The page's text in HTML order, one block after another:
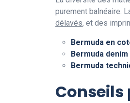
purement balnéaire.
délavés, et des
Bermuda en
Bermuda denim
Bermuda
Conseils